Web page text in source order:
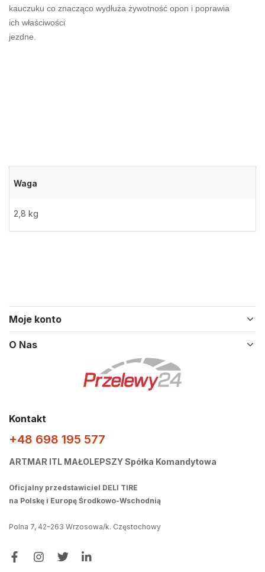
kauczuku co znacząco wydłuża żywotność opon i poprawia
ich właściwości
jezdne.
Waga
2,8 kg
Moje konto
O Nas
Kontakt
+48 698 195 577
ARTMAR ITL MAŁOLEPSZY Spółka Komandytowa
Oficjalny przedstawiciel DELI TIRE
na Polskę i Europę Środkowo-Wschodnią
Polna 7, 42-263 Wrzosowa/k. Częstochowy